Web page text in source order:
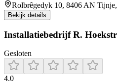
Rolbrêgedyk 10, 8406 AN
Bekijk details
Installatiebedrijf R.
Gesloten
4.0